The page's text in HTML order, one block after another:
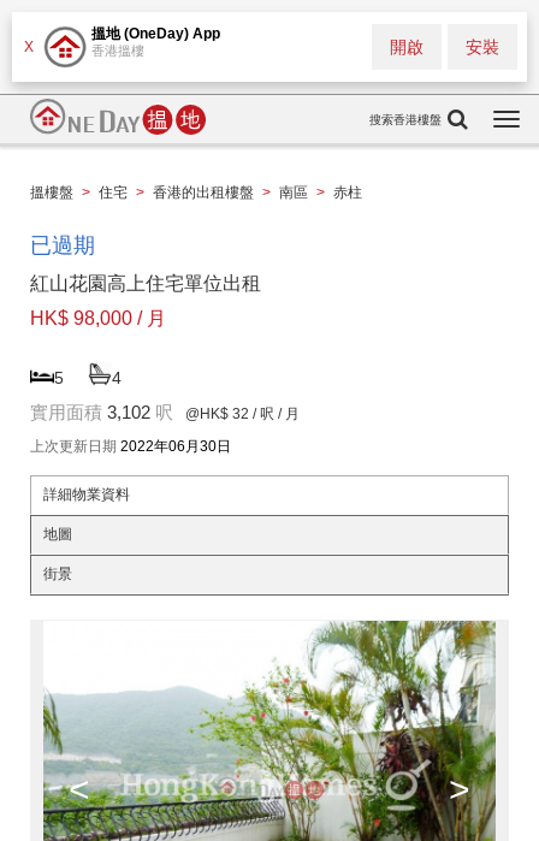
X
搵地 (OneDay) App
香港搵樓 安裝
開啟
搜索香港樓盤
搵樓盤 > 住宅 > 香港的出租樓盤 > 南區 > 赤柱
已過期
紅山花園高上住宅單位出租
HK$ 98,000 / 月
5 4
實用面積 3,102 呎 @HK$ 32 / 呎 / 月
上次更新日期 2022年06月30日
詳細物業資料
地圖
街景
< >